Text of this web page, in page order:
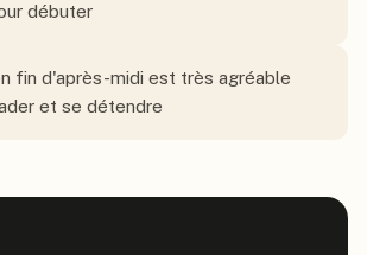
débuter
fin d'après-midi est très agréable
et se détendre